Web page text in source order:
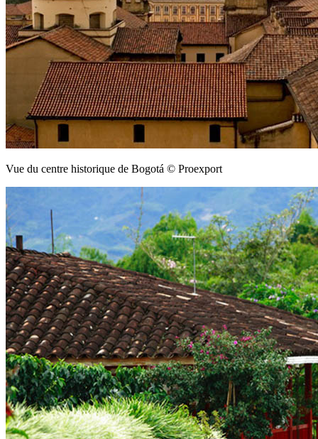
Vue du centre historique de Bogotá © Proexport